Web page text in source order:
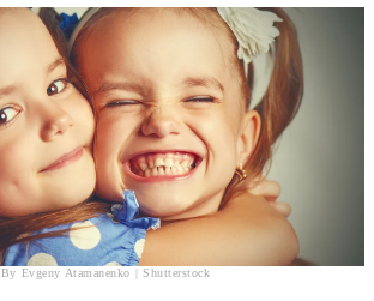
By Evgeny Atamanenko | Shutterstock